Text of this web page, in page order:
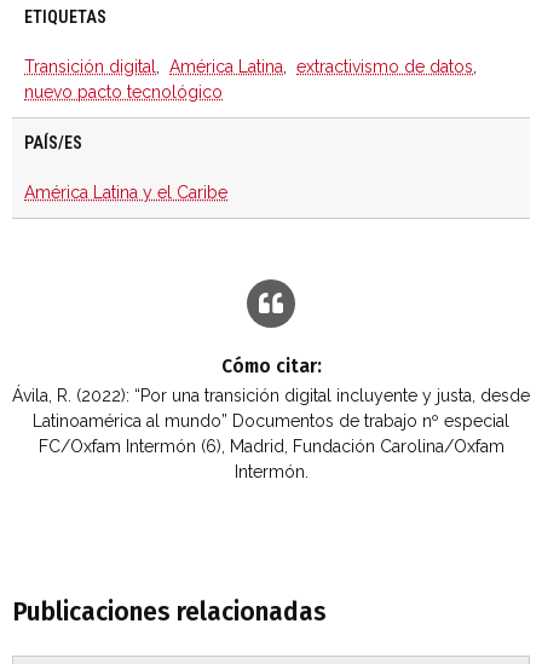
ETIQUETAS
Transición digital América Latina extractivismo de datos
nuevo pacto tecnológico
PAÍS/ES
América Latina y el Caribe
Cómo citar:
Ávila, R. (2022): “Por una transición digital incluyente y justa, desde
Latinoamérica al mundo” Documentos de trabajo nº especial
FC/Oxfam Intermón (6), Madrid, Fundación Carolina/Oxfam
Intermón.
Publicaciones relacionadas